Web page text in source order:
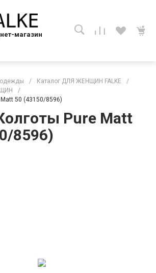
магазин
одежды / Каталог ДЛЯ ЖЕНЩИН FALKE
/
/
Matt 50 (43150/8596)
Pure Matt
8596)